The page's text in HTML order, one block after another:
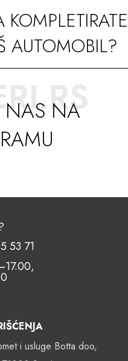
AUTOMOBIL?
NAS NA
i usluge Botta doo,
53 71